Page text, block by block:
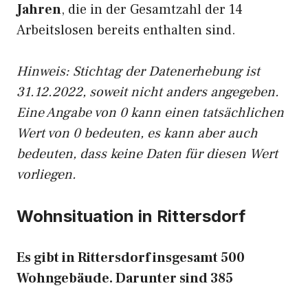
Jahren, die in der Gesamtzahl der 14
Arbeitslosen bereits enthalten sind.
Hinweis: Stichtag der Datenerhebung ist
31.12.2022, soweit nicht anders angegeben.
Eine Angabe von 0 kann einen tatsächlichen
Wert von 0 bedeuten, es kann aber auch
bedeuten, dass keine Daten für diesen Wert
vorliegen.
Wohnsituation in Rittersdorf
Es gibt in Rittersdorf insgesamt 500
Wohngebäude. Darunter sind 385